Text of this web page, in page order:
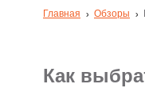
Как
Главная Обзоры